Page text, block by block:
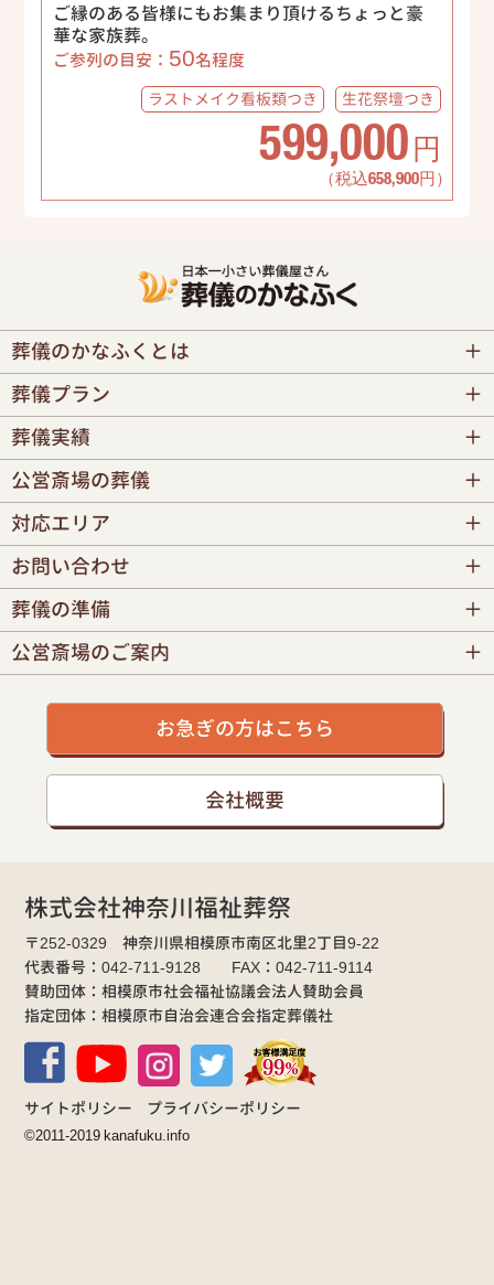
ご縁のある皆様にもお集まり頂けるちょっと豪
華な家族葬。
ご参列の目安： 50名程度
ラストメイク看板類つき 生花祭壇つき
599,000 円
（税込658,900円）
葬儀のかなふくとは
葬儀プラン
葬儀実績
公営斎場の葬儀
対応エリア
お問い合わせ
葬儀の準備
公営斎場のご案内
お急ぎの方はこちら
会社概要
株式会社神奈川福祉葬祭
〒252-0329 神奈川県相模原市南区北里2丁目9-22
代表番号：042-711-9128 FAX：042-711-9114
賛助団体：相模原市社会福祉協議会法人賛助会員
指定団体：相模原市自治会連合会指定葬儀社
サイトポリシー プライバシーポリシー
©2011-2019 kanafuku.info